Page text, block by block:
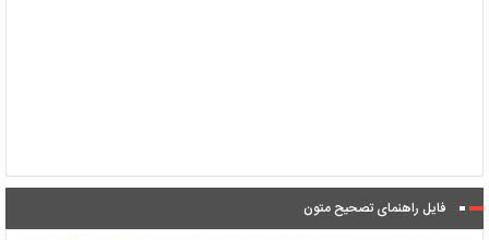
فایل راهنمای تصحیح متون